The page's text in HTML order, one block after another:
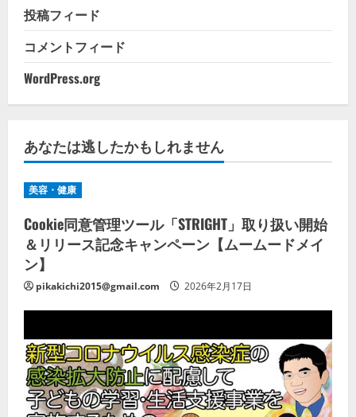
投稿フィード
コメントフィード
WordPress.org
あなたは逃したかもしれません
美容・健康
Cookie同意管理ツール「STRIGHT」取り扱い開始
＆リリース記念キャンペーン【ムームードメイ
ン】
pikakichi2015@gmail.com 2026年2月17日